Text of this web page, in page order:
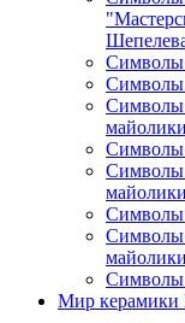
Символы
Символы
Символы
Символы
Символы
Символы
Символы
Символы
Мир